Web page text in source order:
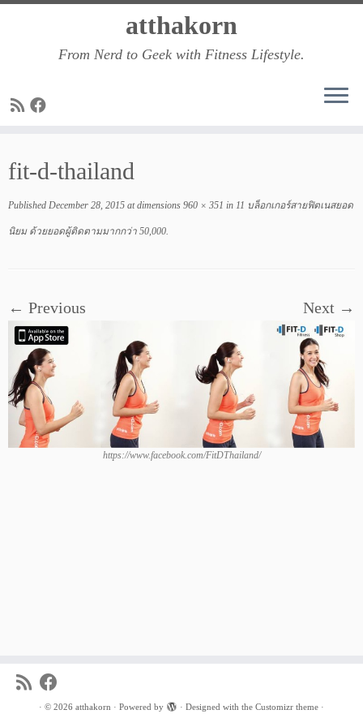
atthakorn
From Nerd to Geek with Fitness Lifestyle.
fit-d-thailand
Published December 28, 2015 at dimensions 960 × 351 in 11 บล็อกเกอร์สายฟิตเนสยอด
นิยม ด้วยยอดผู้ติดตามมากกว่า 50,000.
← Previous Next →
https://www.facebook.com/FitDThailand/
· © 2026 atthakorn · Powered by · Designed with the Customizr theme ·